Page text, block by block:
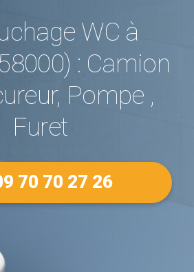
WC à
: Camion
Pompe ,
Furet
70 70 27 26